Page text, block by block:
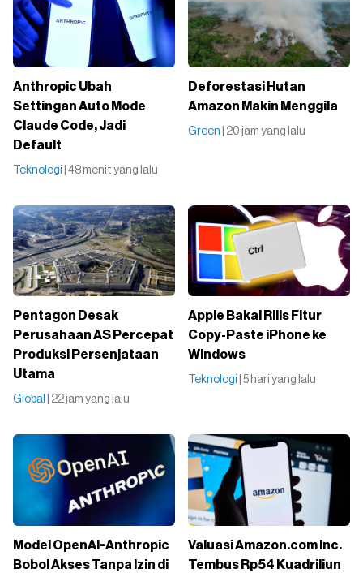
Anthropic Ubah
Settingan Auto Mode
Claude Code, Jadi
Default
Teknologi | 48 menit yang lalu
Deforestasi Hutan
Amazon Makin Menggila
Green | 20 jam yang lalu
Pentagon Desak
Perusahaan AS Percepat
Produksi Persenjataan
Utama
Global | 22 jam yang lalu
Apple Bakal Rilis Fitur
Copy-Paste iPhone ke
Windows
Teknologi | 5 hari yang lalu
Model OpenAI-Anthropic
Bobol Akses Tanpa Izin di
Valuasi Amazon.com Inc.
Tembus Rp54 Kuadriliun